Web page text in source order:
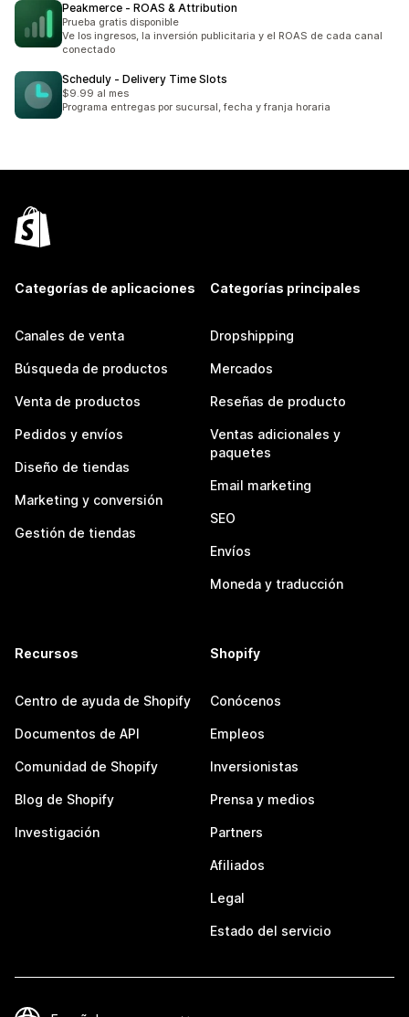
Peakmerce ‑ ROAS & Attribution
Prueba gratis disponible
Ve los ingresos, la inversión publicitaria y el ROAS de cada canal
conectado
Scheduly ‑ Delivery Time Slots
$9.99 al mes
Programa entregas por sucursal, fecha y franja horaria
Categorías de aplicaciones
Canales de venta
Búsqueda de productos
Venta de productos
Pedidos y envíos
Diseño de tiendas
Marketing y conversión
Gestión de tiendas
Categorías principales
Dropshipping
Mercados
Reseñas de producto
Ventas adicionales y
paquetes
Email marketing
SEO
Envíos
Moneda y traducción
Recursos
Centro de ayuda de Shopify
Documentos de API
Comunidad de Shopify
Blog de Shopify
Investigación
Shopify
Conócenos
Empleos
Inversionistas
Prensa y medios
Partners
Afiliados
Legal
Estado del servicio